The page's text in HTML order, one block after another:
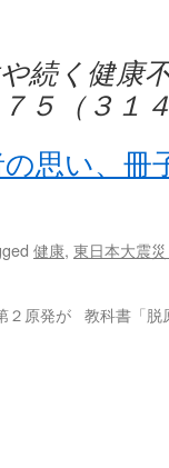
続く健康
５（３１
の思い、
健康, 東日本大震
２原発が 教科書「